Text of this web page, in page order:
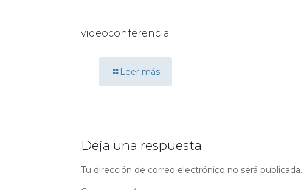
videoconferencia
Leer más
Deja una respuesta
Tu dirección de correo electrónico no será publicada.